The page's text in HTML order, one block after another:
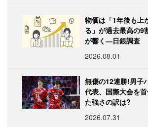
物価は「1年後も上
る」が過去最高の9
が響く―日銀調査
2026.08.01
無傷の12連勝!男子
代表、国際大会を
た強さの訳は?
2026.07.31